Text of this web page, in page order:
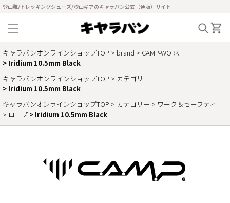
登山靴/トレッキングシューズ/登山ギアのキャラバン公式（通販）サイト
キャラバンオンラインショップTOP brand
CAMP-WORK
Iridium 10.5mm Black
キャラバンオンラインショップTOP
カテゴリー
Iridium 10.5mm Black
キャラバンオンラインショップTOP
カテゴリー
ワーク＆セーフティ
ロープ
Iridium 10.5mm Black